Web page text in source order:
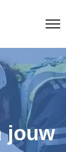
jouw